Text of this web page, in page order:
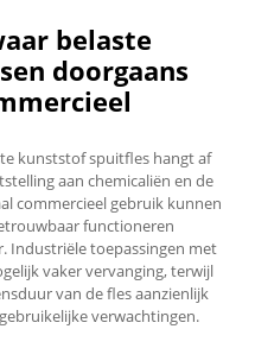
belaste
doorgaans
kunststof spuitfles hangt af
aan chemicaliën en de
commercieel gebruik kunnen
functioneren
Industriële toepassingen met
vaker vervanging, terwijl
van de fles aanzienlijk
verwachtingen.